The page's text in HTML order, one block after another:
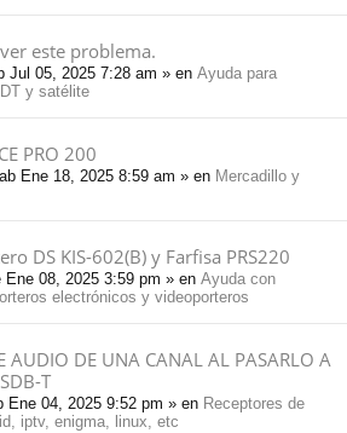
este problema.
Jul 05, 2025 7:28 am » en Ayuda para
y satélite
PRO 200
Ene 18, 2025 8:59 am » en Mercadillo y
DS KIS-602(B) y Farfisa PRS220
Ene 08, 2025 3:59 pm » en Ayuda con
electrónicos y videoporteros
AUDIO DE UNA CANAL AL PASARLO A
T
Ene 04, 2025 9:52 pm » en Receptores de
iptv, enigma, linux, etc